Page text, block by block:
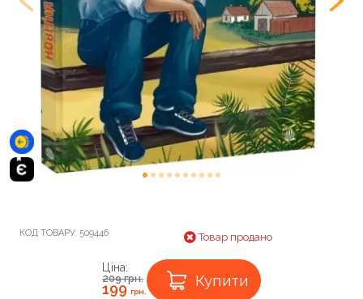
КОД ТОВАРУ: 509446 Товар продано
Ціна:
209грн.
199грн.
Купити